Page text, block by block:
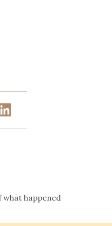
happened